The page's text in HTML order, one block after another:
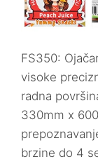
FS350:
visoke
radna
330mm x
brzine do 4